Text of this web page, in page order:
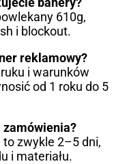
610g,
i blockout.
reklamowy?
i warunków
od 1 roku do 5
zwykle 2–5 dni,
i materiału.